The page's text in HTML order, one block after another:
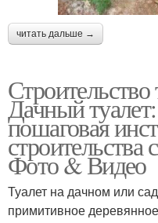
читать дальше →
Строительство
Дачный
пошаговая
Фото & Видео
Туалет на дачном или
примитивное